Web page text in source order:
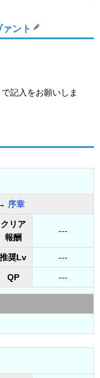
ント
記入をお願いしま
序章
クリア
報酬
---
推奨Lv ---
QP ---